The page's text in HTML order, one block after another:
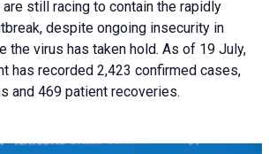
still racing to contain the rapidly
despite ongoing insecurity in
the virus has taken hold. As of 19 July,
has recorded 2,423 confirmed cases,
and 469 patient recoveries.